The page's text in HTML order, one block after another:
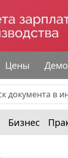
Цены Демо
Бизнес